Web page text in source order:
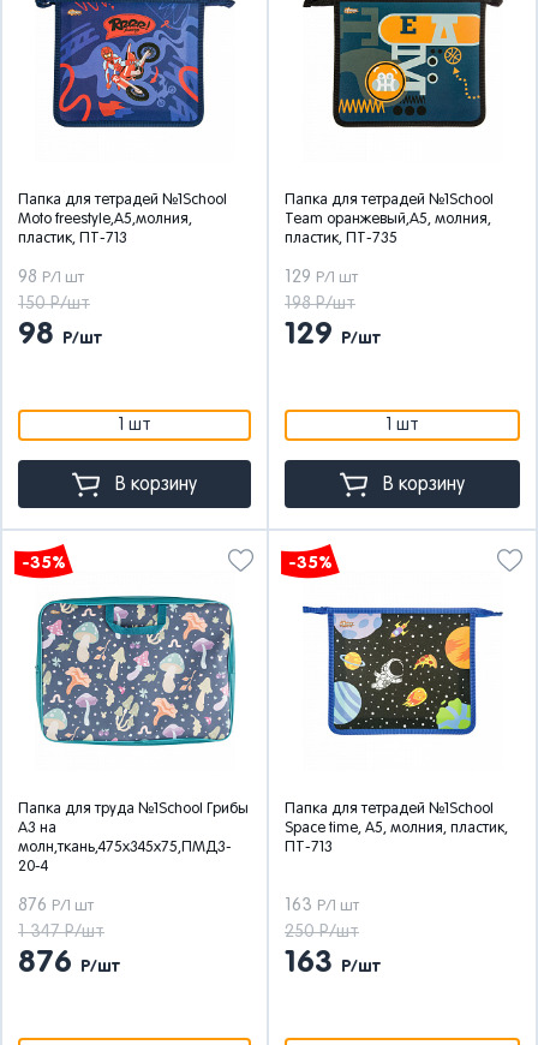
Папка для тетрадей №1School
Moto freestyle,А5,молния,
пластик, ПТ-713
98 Р/1 шт
150 Р/шт
98 Р/шт
1 шт
В корзину
Папка для тетрадей №1School
Team оранжевый,А5, молния,
пластик, ПТ-735
129 Р/1 шт
198 Р/шт
129 Р/шт
1 шт
В корзину
-35%
Папка для труда №1School Грибы
А3 на
молн,ткань,475х345х75,ПМД3-
20-4
876 Р/1 шт
1 347 Р/шт
876 Р/шт
-35%
Папка для тетрадей №1School
Space time, А5, молния, пластик,
ПТ-713
163 Р/1 шт
250 Р/шт
163 Р/шт